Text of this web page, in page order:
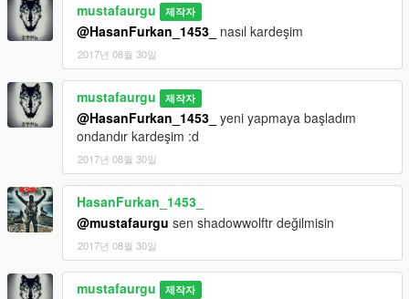
mustafaurgu 제작자
@HasanFurkan_1453_ nasıl kardeşim
2017년 08월 30일
mustafaurgu 제작자
@HasanFurkan_1453_ yeni yapmaya başladım
ondandır kardeşim :d
2017년 08월 30일
HasanFurkan_1453_
@mustafaurgu sen shadowwolftr değilmisin
2017년 08월 30일
mustafaurgu 제작자